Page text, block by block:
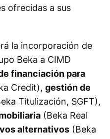
ofrecidas a sus
la incorporación de
Beka a CIMD
financiación para
Credit), gestión de
Titulización, SGFT),
(Beka Real
alternativos (Beka